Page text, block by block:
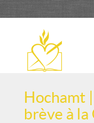
Hochamt
brève à